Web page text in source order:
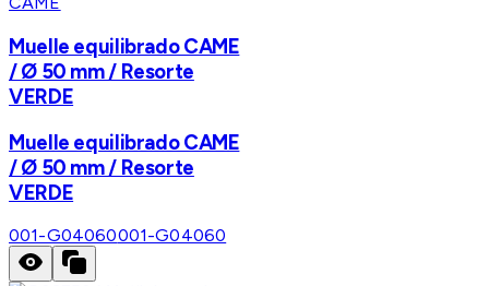
Muelle equilibrado CAME
/ Ø 50 mm / Resorte
VERDE
Muelle equilibrado CAME
/ Ø 50 mm / Resorte
VERDE
001-G04060001-G04060